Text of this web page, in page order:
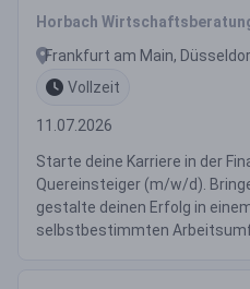
Horbach
Frankfurt am Main,
Vollzeit
11.07.2026
Starte deine Karriere in der
Quereinsteiger (m/w/d).
gestalte deinen Erfolg in
selbstbestimmten